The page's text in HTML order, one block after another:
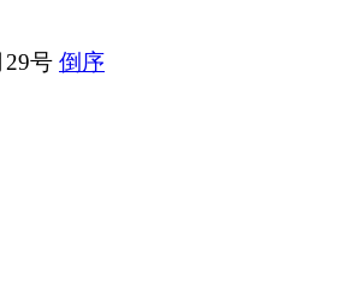
29号 倒序